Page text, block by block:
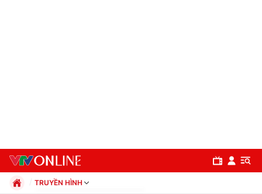
TRUYỀN HÌNH